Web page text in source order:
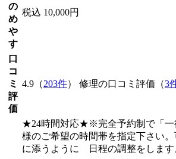
の
め
や
す
税込 10,000円
口
コ
ミ
評
価
4.9（203件） 修理の口コミ評価（3
★24時間対応★※完全予約制で「
様のご希望の時間帯を指定下さい
に添うように 日程の調整をします